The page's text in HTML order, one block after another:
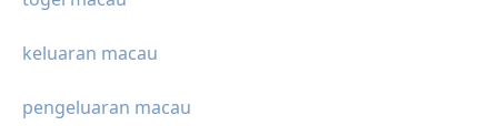
keluaran macau
pengeluaran macau